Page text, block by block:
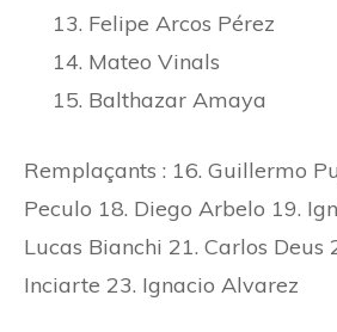
Felipe Arcos Pérez
Mateo Vinals
Balthazar Amaya
Remplaçants : 16. Guillermo
Peculo 18. Diego Arbelo 19.
Lucas Bianchi 21. Carlos Deus
Inciarte 23. Ignacio Alvarez